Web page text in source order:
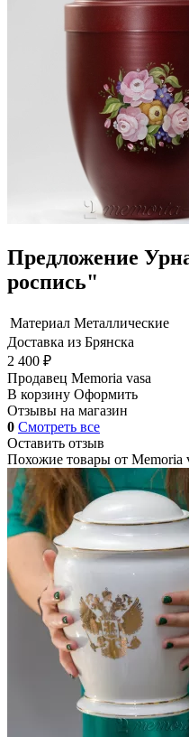
Предложение
роспись"
Материал Металлические
Доставка из Брянска
2 400 ₽
Продавец Memoria vasa
В корзину Оформить
Отзывы на магазин
0 Смотреть все
Оставить отзыв
Похожие товары от Memoria